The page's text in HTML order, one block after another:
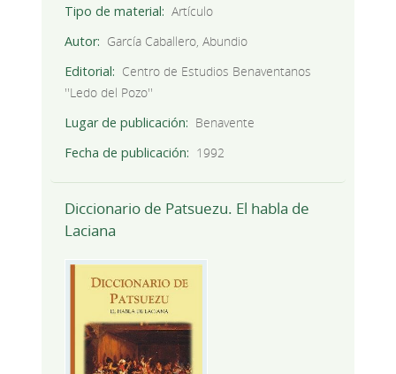
Tipo de material
Artículo
Autor
García Caballero, Abundio
Editorial
Centro de Estudios Benaventanos
''Ledo del Pozo''
Lugar de publicación
Benavente
Fecha de publicación
1992
Diccionario de Patsuezu. El habla de
Laciana